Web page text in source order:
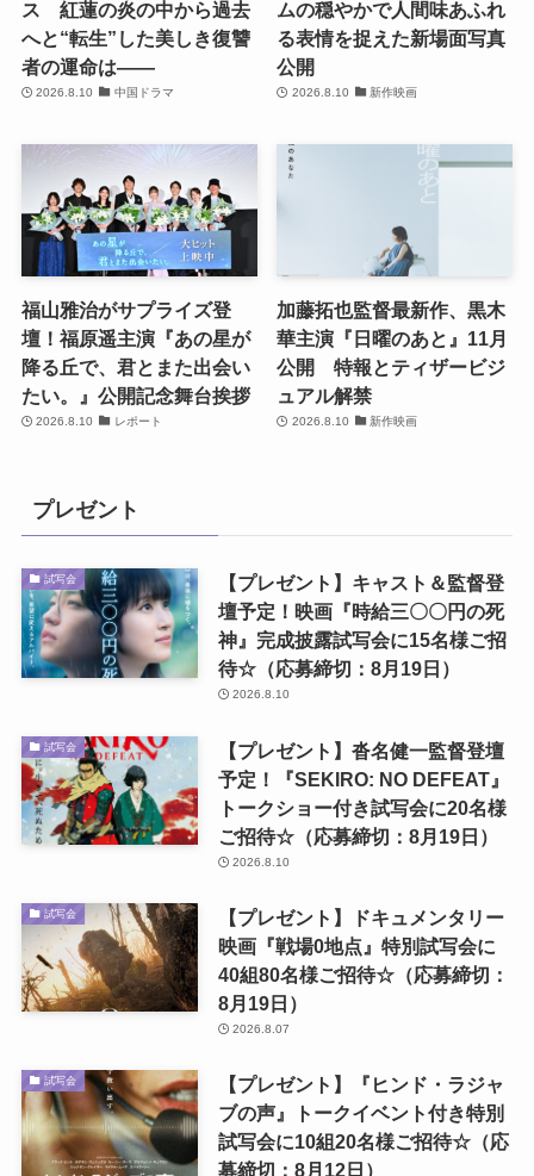
ス 紅蓮の炎の中から過去
へと“転生”した美しき復讐
者の運命は――
2026.8.10 中国ドラマ
ムの穏やかで人間味あふれ
る表情を捉えた新場面写真
公開
2026.8.10 新作映画
福山雅治がサプライズ登
壇！福原遥主演『あの星が
降る丘で、君とまた出会い
たい。』公開記念舞台挨拶
2026.8.10 レポート
加藤拓也監督最新作、黒木
華主演『日曜のあと』11月
公開 特報とティザービジ
ュアル解禁
2026.8.10 新作映画
プレゼント
試写会
【プレゼント】キャスト＆監督登
壇予定！映画『時給三〇〇円の死
神』完成披露試写会に15名様ご招
待☆（応募締切：8月19日）
2026.8.10
試写会
【プレゼント】沓名健一監督登壇
予定！『SEKIRO: NO DEFEAT』
トークショー付き試写会に20名様
ご招待☆（応募締切：8月19日）
2026.8.10
試写会
【プレゼント】ドキュメンタリー
映画『戦場0地点』特別試写会に
40組80名様ご招待☆（応募締切：
8月19日）
2026.8.07
試写会
【プレゼント】『ヒンド・ラジャ
ブの声』トークイベント付き特別
試写会に10組20名様ご招待☆（応
募締切：8月12日）